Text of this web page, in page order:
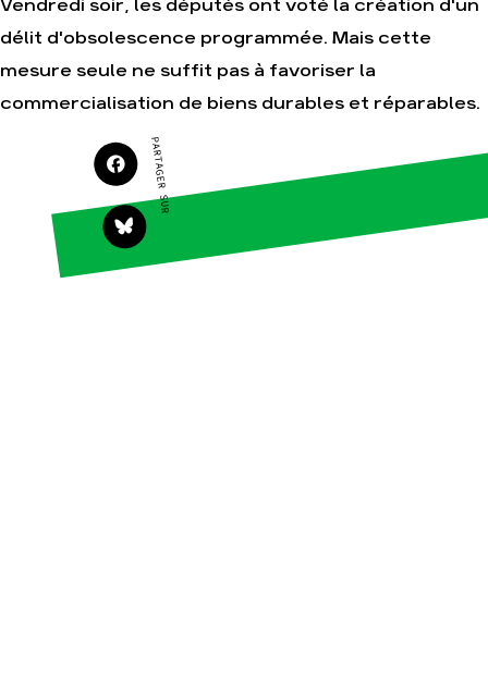
Faire un don
S'engager sur le
Agir au quotidien
Soutenir les
campagnes
Transmettre tout ou
partie de son
patrimoine
Climat – Énergie
Surproduction
Finance
Forêts
Vendredi soir, les députés ont voté la création d'un
délit d'obsolescence programmée. Mais cette
mesure seule ne suffit pas à favoriser la
commercialisation de biens durables et réparables.
PARTAGER SUR